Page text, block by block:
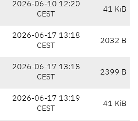
2026-06-10 12:20
CEST
41 KiB
2026-06-17 13:18
CEST
2032 B
2026-06-17 13:18
CEST
2399 B
2026-06-17 13:19
CEST
41 KiB